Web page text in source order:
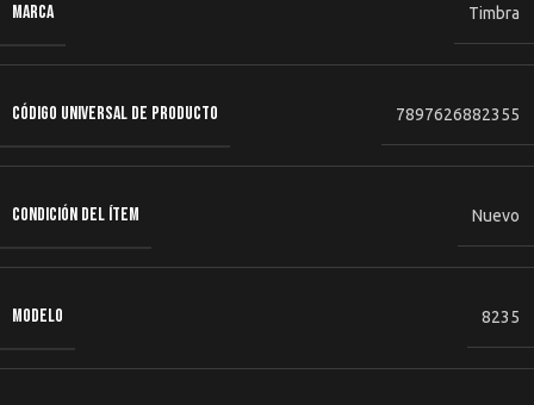
MARCA Timbra
CÓDIGO UNIVERSAL DE PRODUCTO 7897626882355
CONDICIÓN DEL ÍTEM Nuevo
MODELO 8235